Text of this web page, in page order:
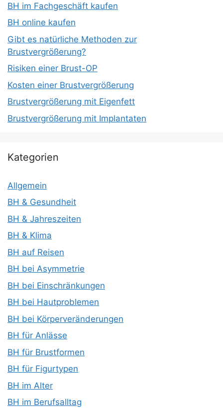
BH im Fachgeschäft kaufen
BH online kaufen
Gibt es natürliche Methoden zur
Brustvergrößerung?
Risiken einer Brust-OP
Kosten einer Brustvergrößerung
Brustvergrößerung mit Eigenfett
Brustvergrößerung mit Implantaten
Kategorien
Allgemein
BH & Gesundheit
BH & Jahreszeiten
BH & Klima
BH auf Reisen
BH bei Asymmetrie
BH bei Einschränkungen
BH bei Hautproblemen
BH bei Körperveränderungen
BH für Anlässe
BH für Brustformen
BH für Figurtypen
BH im Alter
BH im Berufsalltag